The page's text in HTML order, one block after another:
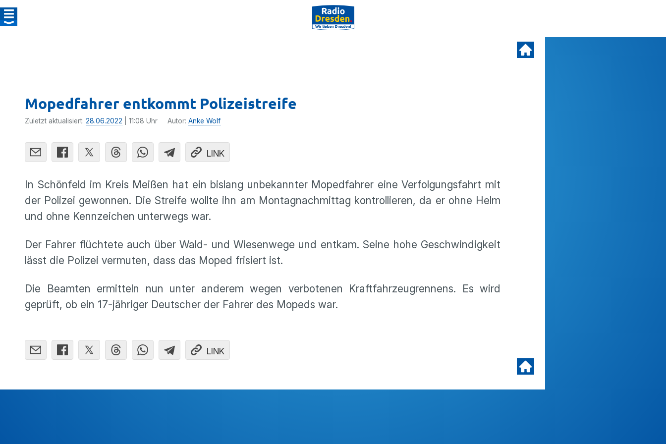
Mopedfahrer entkommt Polizeistreife
Zuletzt aktualisiert: 28.06.2022 | 11:08 Uhr Autor: Anke Wolf
LINK
In Schönfeld im Kreis Meißen hat ein bislang unbekannter Mopedfahrer eine Verfolgungsfahrt mit
der Polizei gewonnen. Die Streife wollte ihn am Montagnachmittag kontrollieren, da er ohne Helm
und ohne Kennzeichen unterwegs war.
Der Fahrer flüchtete auch über Wald- und Wiesenwege und entkam. Seine hohe Geschwindigkeit
lässt die Polizei vermuten, dass das Moped frisiert ist.
Die Beamten ermitteln nun unter anderem wegen verbotenen Kraftfahrzeugrennens. Es wird
geprüft, ob ein 17-jähriger Deutscher der Fahrer des Mopeds war.
LINK